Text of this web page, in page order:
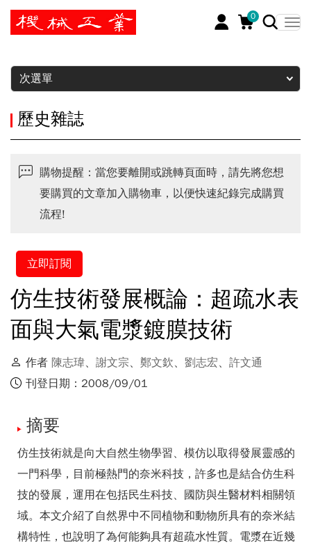
0
暫停
次選單
歷史雜誌
購物提醒：當您要離開或跳轉頁面時，請先將您想
要購買的文章加入購物車，以便快速紀錄完成購買
流程!
立即訂閱
仿生技術發展概論：超疏水表
面與大氣電漿鍍膜技術
作者 陳志瑋、 謝文宗、 鄭文欽、 劉志宏、 許文通
刊登日期：2008/09/01
摘要
仿生技術就是向大自然生物學習、模仿以取得發展靈感的
一門科學，目前極熱門的奈米科技，許多也是結合仿生科
技的發展，運用在包括民生科技、國防與生醫材料相關領
域。本文介紹了自然界中不同植物和動物所具有的奈米結
構特性，也說明了為何能夠具有超疏水性質。電漿在近幾